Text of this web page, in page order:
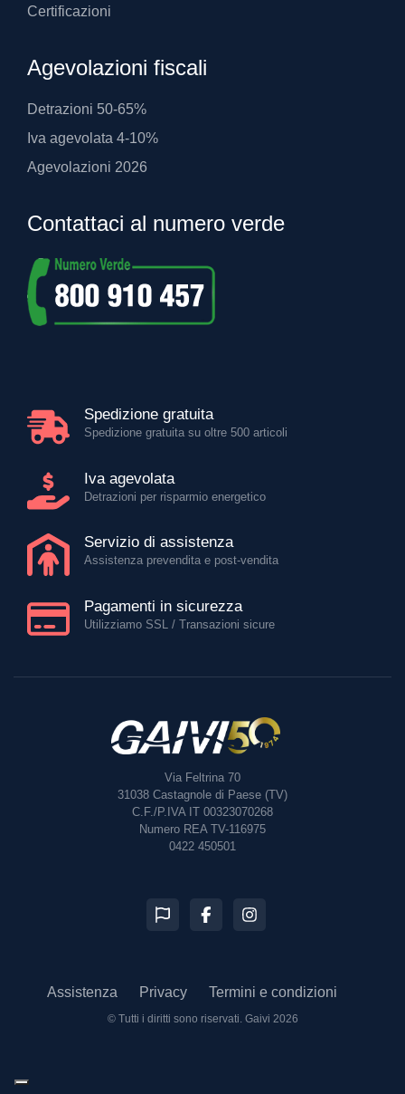
Certificazioni
Agevolazioni fiscali
Detrazioni 50-65%
Iva agevolata 4-10%
Agevolazioni 2026
Contattaci al numero verde
Spedizione gratuita
Spedizione gratuita su oltre 500 articoli
Iva agevolata
Detrazioni per risparmio energetico
Servizio di assistenza
Assistenza prevendita e post-vendita
Pagamenti in sicurezza
Utilizziamo SSL / Transazioni sicure
Via Feltrina 70
31038 Castagnole di Paese (TV)
C.F./P.IVA IT 00323070268
Numero REA TV-116975
0422 450501
Assistenza Privacy Termini e condizioni
© Tutti i diritti sono riservati. Gaivi 2026